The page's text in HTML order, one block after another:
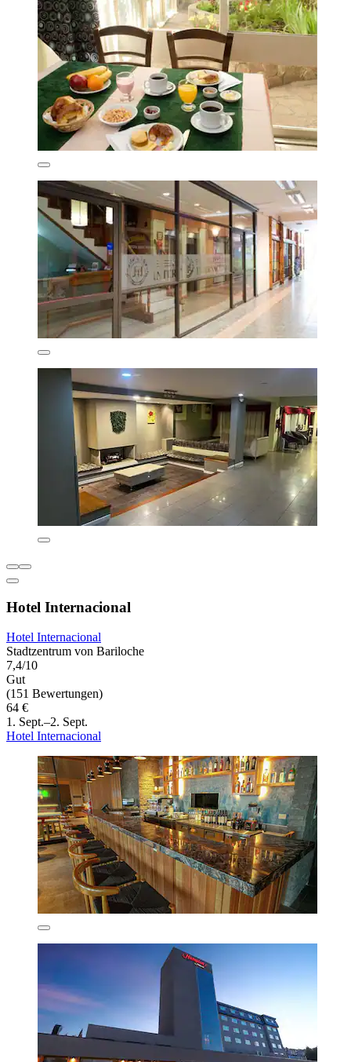
Hotel Internacional
Hotel Internacional
Stadtzentrum von Bariloche
7,4/10
Gut
(151 Bewertungen)
64 €
1. Sept.–2. Sept.
Hotel Internacional